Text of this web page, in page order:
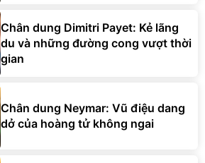
Chân dung Dimitri Payet: Kẻ lãng
du và những đường cong vượt thời
gian
Chân dung Neymar: Vũ điệu dang
dở của hoàng tử không ngai